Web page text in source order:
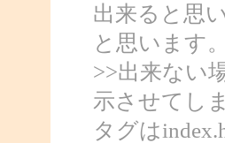
出来ると思
と思います。
>>出来ない
示させてし
タグは